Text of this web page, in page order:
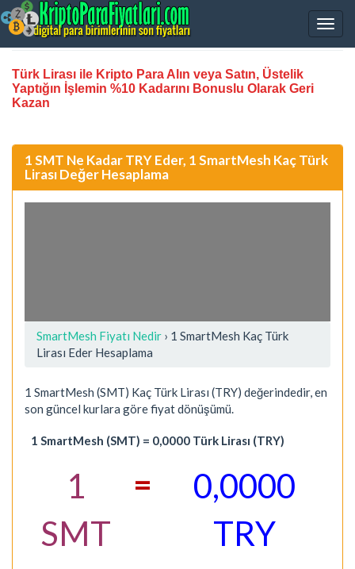
Türk Lirası ile Kripto Para Alın veya Satın, Üstelik
Yaptığın İşlemin %10 Kadarını Bonuslu Olarak Geri
Kazan
1 SMT Ne Kadar TRY Eder, 1 SmartMesh Kaç Türk
Lirası Değer Hesaplama
SmartMesh Fiyatı Nedir › 1 SmartMesh Kaç Türk
Lirası Eder Hesaplama
1 SmartMesh (SMT) Kaç Türk Lirası (TRY) değerindedir, en
son güncel kurlara göre fiyat dönüşümü.
1 SmartMesh (SMT) = 0,0000 Türk Lirası (TRY)
1
SMT
=
0,0000
TRY